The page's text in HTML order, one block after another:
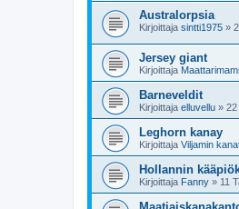
Australorpsia
Kirjoittaja sintti1975 »
Jersey giant
Kirjoittaja
Barneveldit
Kirjoittaja elluvellu » 22
Leghorn kanay
Kirjoittaja Viljamin
Hollannin
Kirjoittaja Fanny » 11